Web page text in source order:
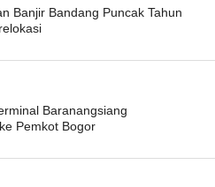
Banjir Bandang Puncak Tahun
Baranangsiang
Pemkot Bogor